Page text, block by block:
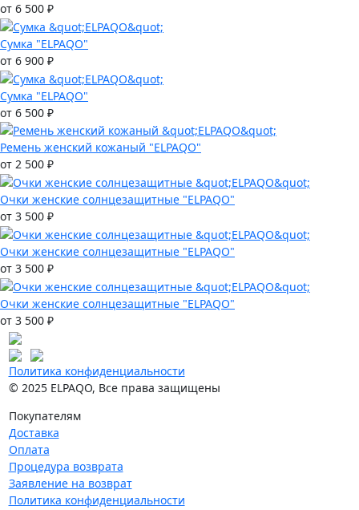
от 6 500 ₽
Сумка "ELPAQO"
от 6 900 ₽
Сумка "ELPAQO"
от 6 500 ₽
Ремень женский кожаный "ELPAQO"
от 2 500 ₽
Очки женские солнцезащитные "ELPAQO"
от 3 500 ₽
Очки женские солнцезащитные "ELPAQO"
от 3 500 ₽
Очки женские солнцезащитные "ELPAQO"
от 3 500 ₽
Политика конфиденциальности
© 2025 ELPAQO, Все права защищены
Покупателям
Доставка
Оплата
Процедура возврата
Заявление на возврат
Политика конфиденциальности